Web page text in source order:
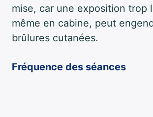
mise, car une exposition trop
même en cabine, peut
brûlures cutanées.
Fréquence des séances